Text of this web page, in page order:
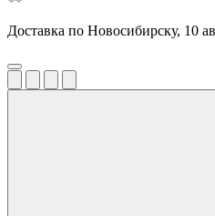
Доставка по Новосибирску, 10